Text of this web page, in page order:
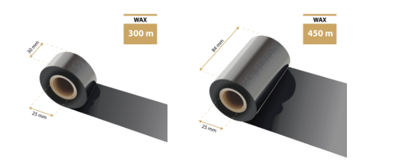
Pridėti
į norų
sąrašą
Pridėti
į norų
sąrašą